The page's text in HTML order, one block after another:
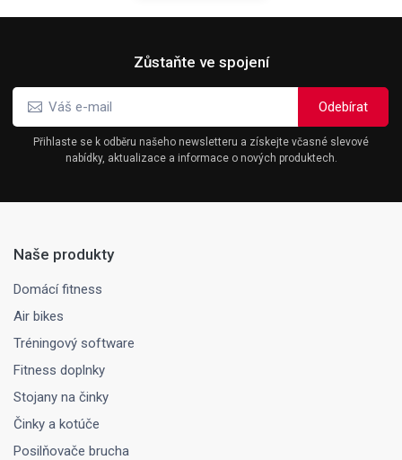
Zůstaňte ve spojení
Přihlaste se k odběru našeho newsletteru a získejte včasné slevové
nabídky, aktualizace a informace o nových produktech.
Naše produkty
Domácí fitness
Air bikes
Tréningový software
Fitness doplnky
Stojany na činky
Činky a kotúče
Posilňovače brucha